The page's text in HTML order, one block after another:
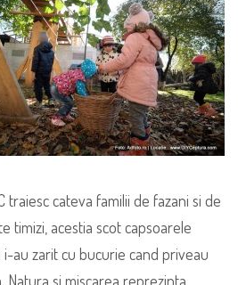
traiesc cateva familii de fazani si de
timizi, acestia scot capsoarele
au zarit cu bucurie cand priveau
Natura si miscarea reprezinta